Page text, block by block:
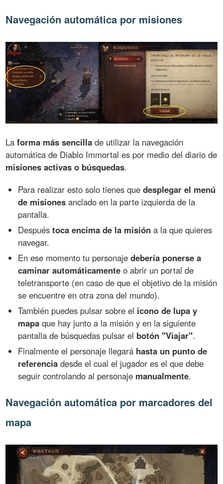
Navegación automática por misiones
Laforma más sencilla de utilizar la navegación
automática de Diablo Immortal es por medio del diario de
misiones activas o búsquedas.
Para realizar esto solo tienes quedesplegar el menú
de misiones anclado en la parte izquierda de la
pantalla.
Despuéstoca encima de la misión a la que quieres
navegar.
En ese momento tu personajedebería ponerse a
caminar automáticamente o abrir un portal de
teletransporte (en caso de que el objetivo de la misión
se encuentre en otra zona del mundo).
También puedes pulsar sobre el icono de lupa y
mapa que hay junto a la misión y en la siguiente
pantalla de búsquedas pulsar el botón "Viajar".
Finalmente el personaje llegará hasta un punto de
referencia desde el cual el jugador es el que debe
seguir controlando al personaje manualmente.
Navegación automática por marcadores del
mapa